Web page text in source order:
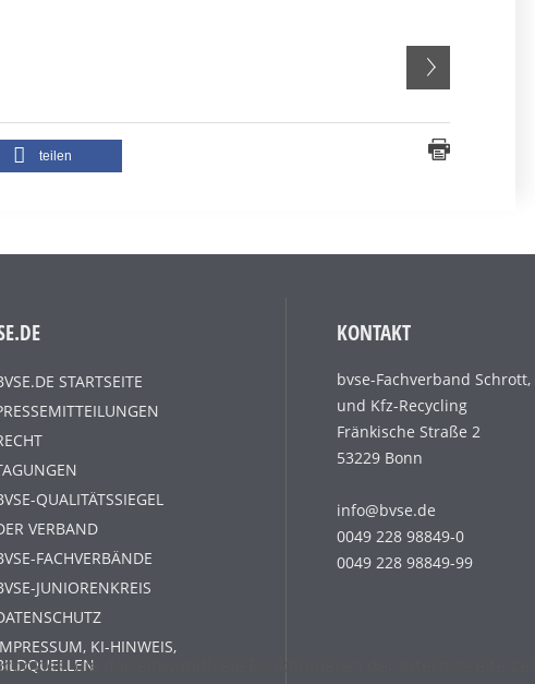
teilen
STARTSEITE
QUALITÄTSSIEGEL
VERBAND
FACHVERBÄNDE
JUNIORENKREIS
KI-HINWEIS,
KONTAKT
bvse-Fachverband
und Kfz-Recycling
Fränkische Straße 2
53229 Bonn
info@bvse.de
0049 228 98849-0
0049 228 98849-99
die das einwandfreie Funktionieren der Internetseite